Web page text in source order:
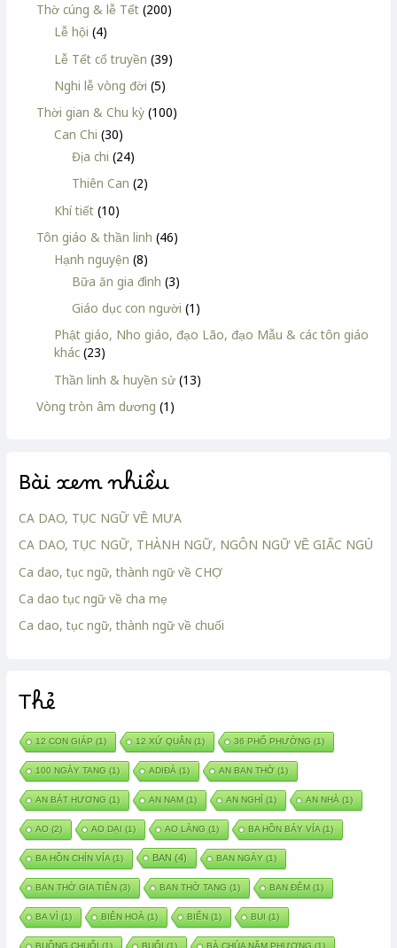
Thờ cúng & lễ Tết (200)
Lễ hội (4)
Lễ Tết cổ truyền (39)
Nghi lễ vòng đời (5)
Thời gian & Chu kỳ (100)
Can Chi (30)
Địa chi (24)
Thiên Can (2)
Khí tiết (10)
Tôn giáo & thần linh (46)
Hạnh nguyện (8)
Bữa ăn gia đình (3)
Giáo dục con người (1)
Phật giáo, Nho giáo, đạo Lão, đạo Mẫu & các tôn giáo
khác (23)
Thần linh & huyền sử (13)
Vòng tròn âm dương (1)
Bài xem nhiều
CA DAO, TỤC NGỮ VỀ MƯA
CA DAO, TỤC NGỮ, THÀNH NGỮ, NGÔN NGỮ VỀ GIẤC NGỦ
Ca dao, tục ngữ, thành ngữ về CHỢ
Ca dao tục ngữ về cha mẹ
Ca dao, tục ngữ, thành ngữ về chuối
Thẻ
12 CON GIÁP (1) 12 XỨ QUÂN (1) 36 PHỐ PHƯỜNG (1)
100 NGÀY TANG (1) ADIĐÀ (1) AN BAN THỜ(1)
AN BÁT HƯƠNG (1) AN NAM(1) AN NGHỈ(1) AN NHÀ (1)
AO (2) AO DẠI (1) AO LÀNG (1) BA HỒN BẢY VÍA(1)
BA HỒN CHÍN VÍA(1) BAN (4) BAN NGÀY (1)
BAN THỜ GIA TIÊN (3) BAN THỜ TANG (1) BAN ĐÊM(1)
BA VÌ (1) BIÊN HOÀ (1) BIỂN (1) BUI (1)